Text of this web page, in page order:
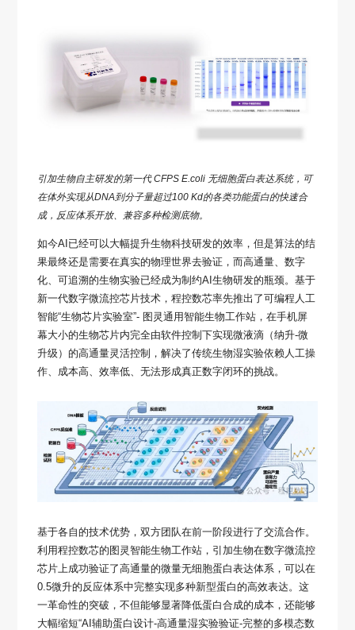
引加生物自主研发的第一代 CFPS E.coli 无细胞蛋白表达系统，可
在体外实现从DNA到分子量超过100 Kd的各类功能蛋白的快速合
成，反应体系开放、兼容多种检测底物。
如今AI已经可以大幅提升生物科技研发的效率，但是算法的结
果最终还是需要在真实的物理世界去验证，而高通量、数字
化、可追溯的生物实验已经成为制约AI生物研发的瓶颈。基于
新一代数字微流控芯片技术，程控数芯率先推出了可编程人工
智能“生物芯片实验室”- 图灵通用智能生物工作站，在手机屏
幕大小的生物芯片内完全由软件控制下实现微液滴（纳升-微
升级）的高通量灵活控制，解决了传统生物湿实验依赖人工操
作、成本高、效率低、无法形成真正数字闭环的挑战。
基于各自的技术优势，双方团队在前一阶段进行了交流合作。
利用程控数芯的图灵智能生物工作站，引加生物在数字微流控
芯片上成功验证了高通量的微量无细胞蛋白表达体系，可以在
0.5微升的反应体系中完整实现多种新型蛋白的高效表达。这
一革命性的突破，不但能够显著降低蛋白合成的成本，还能够
大幅缩短“AI辅助蛋白设计-高通量湿实验验证-完整的多模态数